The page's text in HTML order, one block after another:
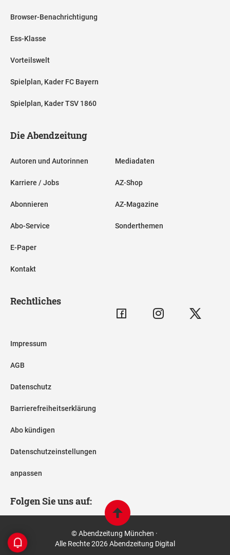
Browser-Benachrichtigung
Ess-Klasse
Vorteilswelt
Spielplan, Kader FC Bayern
Spielplan, Kader TSV 1860
Die Abendzeitung
Autoren und Autorinnen
Karriere / Jobs
Abonnieren
Abo-Service
E-Paper
Kontakt
Mediadaten
AZ-Shop
AZ-Magazine
Sonderthemen
Rechtliches
Impressum
AGB
Datenschutz
Barrierefreiheitserklärung
Abo kündigen
Datenschutzeinstellungen
anpassen
Folgen Sie uns auf:
© Abendzeitung München ·
Alle Rechte 2026 Abendzeitung Digital